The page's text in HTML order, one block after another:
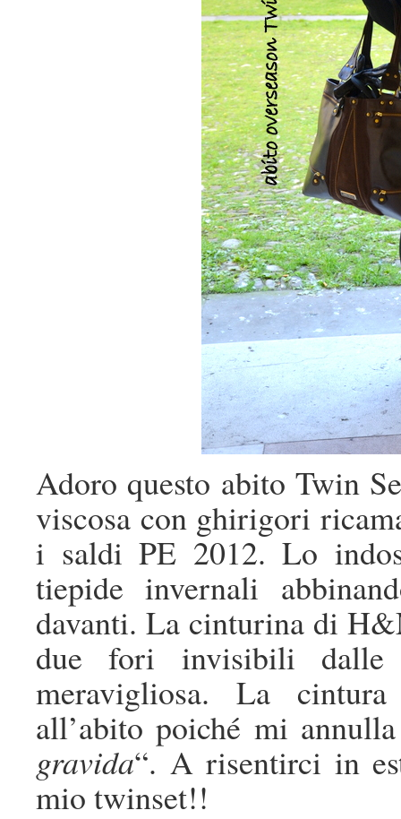
Adoro questo abito Twin
viscosa con ghirigori
i saldi PE 2012. Lo
tiepide invernali
davanti. La cinturina di
due fori invisibili
meravigliosa. La
all’abito poiché mi
gravida“. A risentirci in
mio twinset!!